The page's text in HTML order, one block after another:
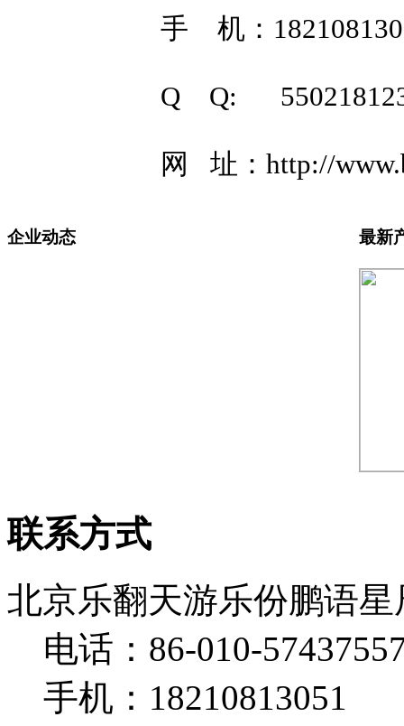
手 机：
Q Q:
网 址：http://
企业动态 最新
联系方式
北京乐翻天游乐份鹏语
电话：86-010-
手机：18210813051